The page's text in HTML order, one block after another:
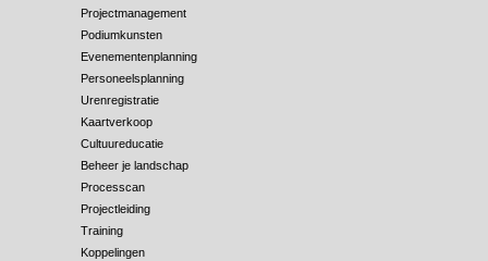
Projectmanagement
Podiumkunsten
Evenementenplanning
Personeelsplanning
Urenregistratie
Kaartverkoop
Cultuureducatie
Beheer je landschap
Processcan
Projectleiding
Training
Koppelingen